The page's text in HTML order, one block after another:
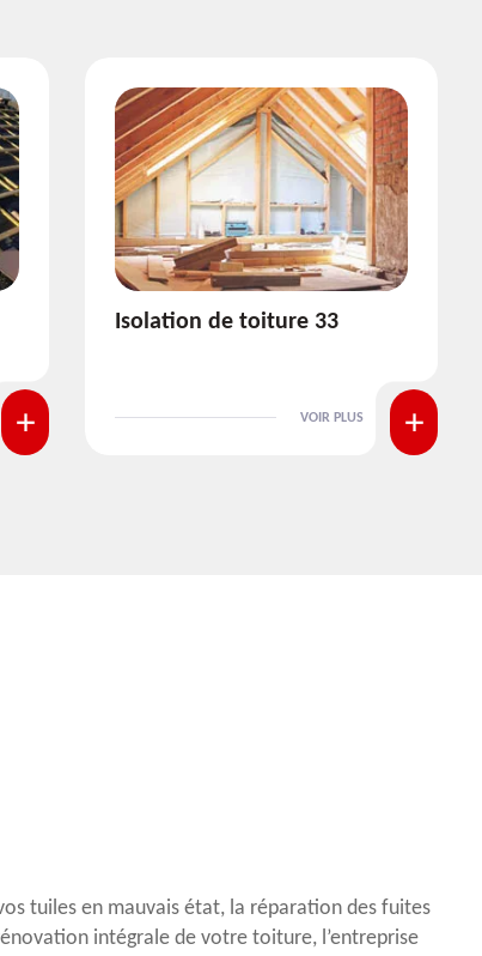
Pose et nettoyage de
VOIR PLUS
tuiles en mauvais état, la réparation des fuites
intégrale de votre toiture, l’entreprise